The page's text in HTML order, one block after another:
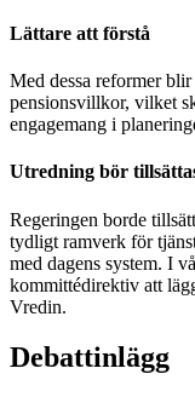
Lättare att förstå
Med dessa reformer
pensionsvillkor, vilket
engagemang i
Utredning bör
Regeringen borde
tydligt ramverk för
med dagens system. I
kommittédirektiv att
Vredin.
Debattinlägg